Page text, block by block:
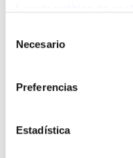
Necesario
Preferencias
Estadística
Barrainkua 13 -
Telf. +33 (0) 559 25